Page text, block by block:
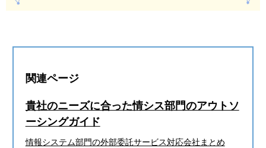
関連ページ
貴社のニーズに合った情シス部門のアウトソ
ーシングガイド
情報システム部門の外部委託サービス対応会社まとめ